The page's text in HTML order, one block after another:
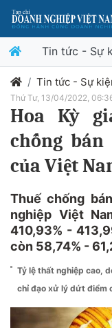
Tin tức - Sự
Tin tức - Sự
Thứ Tư, 13/04/2022,
Hoa Kỳ
chống
của Việt
Thuế chống
nghiệp Việt
410,93% -
còn 58,74% -
Tỷ lệ thất nghiệp cao,
chỉ đạo xử lý dứt điểm